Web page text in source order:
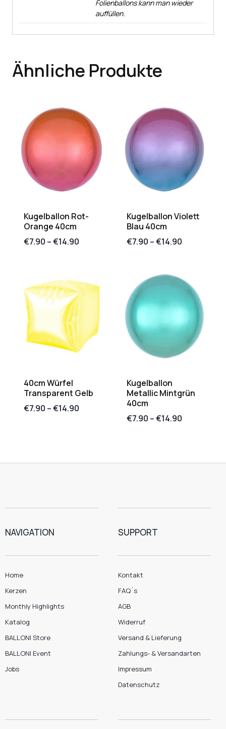
Folienballons kann man wieder
auffüllen.
Ähnliche Produkte
Kugelballon Rot-
Orange 40cm
€7.90 –€14.90
Kugelballon Violett
Blau 40cm
€7.90 –€14.90
40cm Würfel
Transparent Gelb
€7.90 –€14.90
Kugelballon
Metallic Mintgrün
40cm
€7.90 –€14.90
NAVIGATION
Home
Kerzen
Monthly Highlights
Katalog
BALLONI Store
BALLONI Event
Jobs
SUPPORT
Kontakt
FAQ´s
AGB
Widerruf
Versand & Lieferung
Zahlungs- & Versandarten
Impressum
Datenschutz